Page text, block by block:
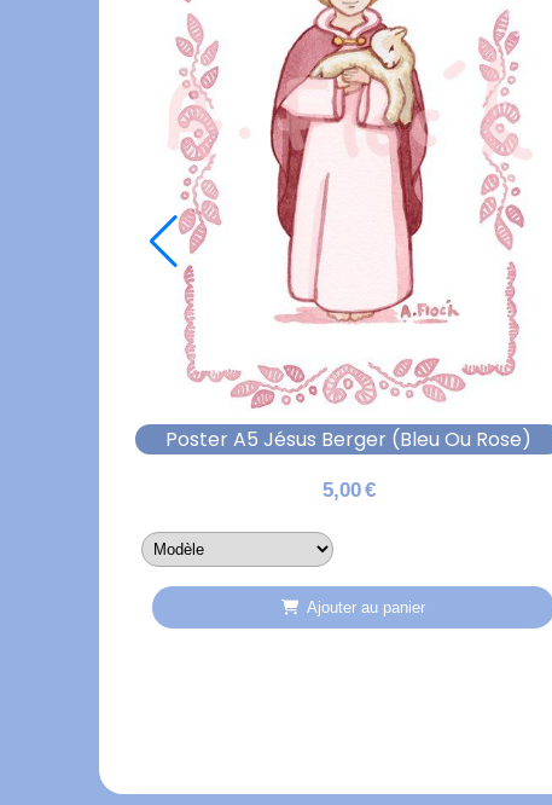
Poster A5 Jésus Berger (bleu Ou Rose)
5,00€
Ajouter au panier